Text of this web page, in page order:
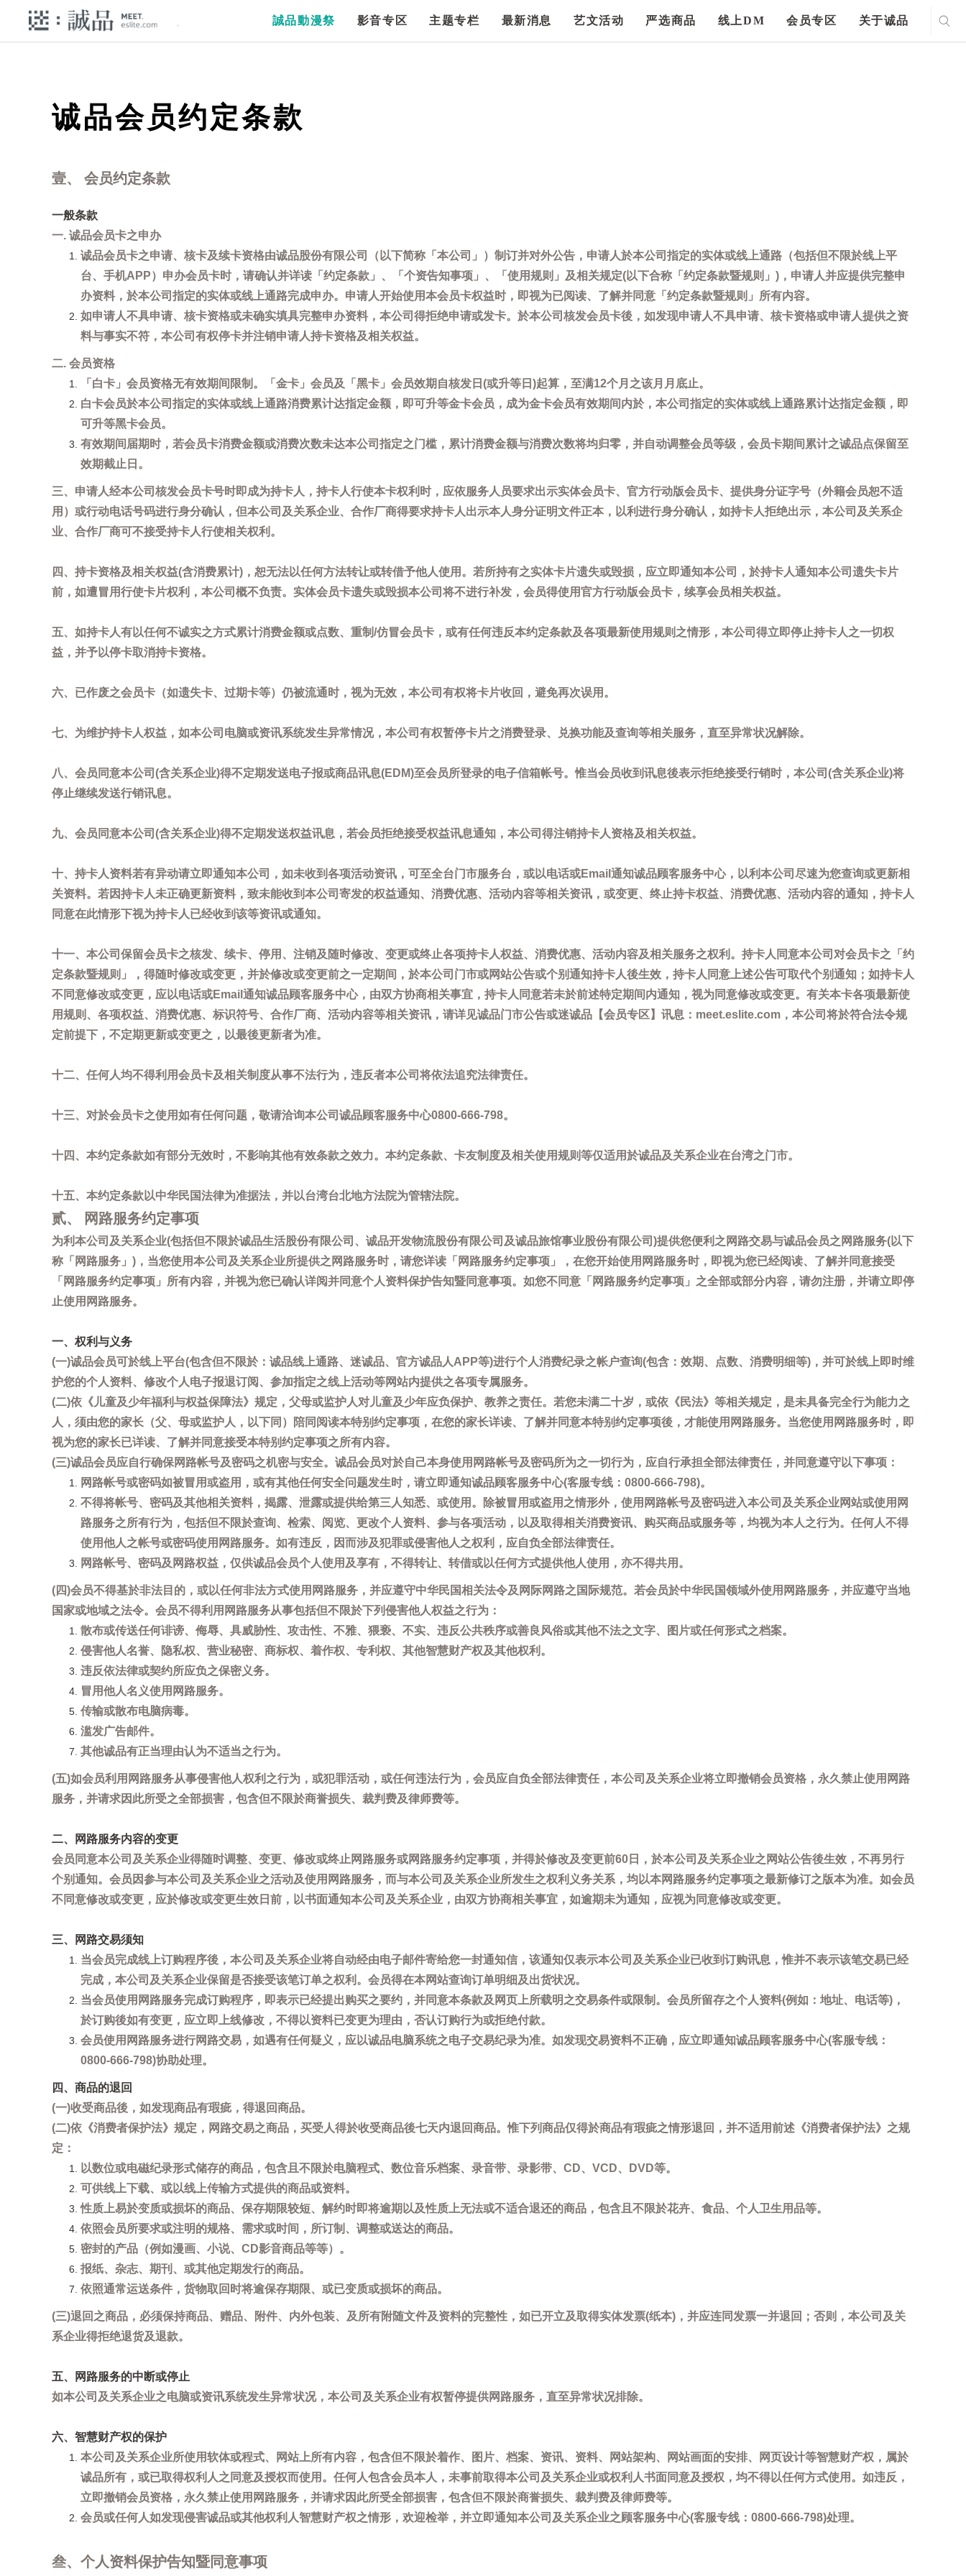
誠品動漫祭 影音专区 主题专栏 最新消息 艺文活动 严选商品 线上DM 会员专区 关于诚品
诚品会员约定条款
壹、 会员约定条款
一般条款
一. 诚品会员卡之申办
诚品会员卡之申请、核卡及续卡资格由诚品股份有限公司（以下简称「本公司」）制订并对外公告，申请人於本公司指定的实体或线上通路（包括但不限於线上平
台、手机APP）申办会员卡时，请确认并详读「约定条款」、「个资告知事项」、「使用规则」及相关规定(以下合称「约定条款暨规则」)，申请人并应提供完整申
办资料，於本公司指定的实体或线上通路完成申办。申请人开始使用本会员卡权益时，即视为已阅读、了解并同意「约定条款暨规则」所有内容。
如申请人不具申请、核卡资格或未确实填具完整申办资料，本公司得拒绝申请或发卡。於本公司核发会员卡後，如发现申请人不具申请、核卡资格或申请人提供之资
料与事实不符，本公司有权停卡并注销申请人持卡资格及相关权益。
二. 会员资格
「白卡」会员资格无有效期间限制。「金卡」会员及「黑卡」会员效期自核发日(或升等日)起算，至满12个月之该月月底止。
白卡会员於本公司指定的实体或线上通路消费累计达指定金额，即可升等金卡会员，成为金卡会员有效期间内於，本公司指定的实体或线上通路累计达指定金额，即
可升等黑卡会员。
有效期间届期时，若会员卡消费金额或消费次数未达本公司指定之门槛，累计消费金额与消费次数将均归零，并自动调整会员等级，会员卡期间累计之诚品点保留至
效期截止日。
三、申请人经本公司核发会员卡号时即成为持卡人，持卡人行使本卡权利时，应依服务人员要求出示实体会员卡、官方行动版会员卡、提供身分证字号（外籍会员恕不适
用）或行动电话号码进行身分确认，但本公司及关系企业、合作厂商得要求持卡人出示本人身分证明文件正本，以利进行身分确认，如持卡人拒绝出示，本公司及关系企
业、合作厂商可不接受持卡人行使相关权利。
四、持卡资格及相关权益(含消费累计)，恕无法以任何方法转让或转借予他人使用。若所持有之实体卡片遗失或毁损，应立即通知本公司，於持卡人通知本公司遗失卡片
前，如遭冒用行使卡片权利，本公司概不负责。实体会员卡遗失或毁损本公司将不进行补发，会员得使用官方行动版会员卡，续享会员相关权益。
五、如持卡人有以任何不诚实之方式累计消费金额或点数、重制/仿冒会员卡，或有任何违反本约定条款及各项最新使用规则之情形，本公司得立即停止持卡人之一切权
益，并予以停卡取消持卡资格。
六、已作废之会员卡（如遗失卡、过期卡等）仍被流通时，视为无效，本公司有权将卡片收回，避免再次误用。
七、为维护持卡人权益，如本公司电脑或资讯系统发生异常情况，本公司有权暂停卡片之消费登录、兑换功能及查询等相关服务，直至异常状况解除。
八、会员同意本公司(含关系企业)得不定期发送电子报或商品讯息(EDM)至会员所登录的电子信箱帐号。惟当会员收到讯息後表示拒绝接受行销时，本公司(含关系企业)将
停止继续发送行销讯息。
九、会员同意本公司(含关系企业)得不定期发送权益讯息，若会员拒绝接受权益讯息通知，本公司得注销持卡人资格及相关权益。
十、持卡人资料若有异动请立即通知本公司，如未收到各项活动资讯，可至全台门市服务台，或以电话或Email通知诚品顾客服务中心，以利本公司尽速为您查询或更新相
关资料。若因持卡人未正确更新资料，致未能收到本公司寄发的权益通知、消费优惠、活动内容等相关资讯，或变更、终止持卡权益、消费优惠、活动内容的通知，持卡人
同意在此情形下视为持卡人已经收到该等资讯或通知。
十一、本公司保留会员卡之核发、续卡、停用、注销及随时修改、变更或终止各项持卡人权益、消费优惠、活动内容及相关服务之权利。持卡人同意本公司对会员卡之「约
定条款暨规则」，得随时修改或变更，并於修改或变更前之一定期间，於本公司门市或网站公告或个别通知持卡人後生效，持卡人同意上述公告可取代个别通知；如持卡人
不同意修改或变更，应以电话或Email通知诚品顾客服务中心，由双方协商相关事宜，持卡人同意若未於前述特定期间内通知，视为同意修改或变更。有关本卡各项最新使
用规则、各项权益、消费优惠、标识符号、合作厂商、活动内容等相关资讯，请详见诚品门市公告或迷诚品【会员专区】讯息：meet.eslite.com，本公司将於符合法令规
定前提下，不定期更新或变更之，以最後更新者为准。
十二、任何人均不得利用会员卡及相关制度从事不法行为，违反者本公司将依法追究法律责任。
十三、对於会员卡之使用如有任何问题，敬请洽询本公司诚品顾客服务中心0800-666-798。
十四、本约定条款如有部分无效时，不影响其他有效条款之效力。本约定条款、卡友制度及相关使用规则等仅适用於诚品及关系企业在台湾之门市。
十五、本约定条款以中华民国法律为准据法，并以台湾台北地方法院为管辖法院。
贰、 网路服务约定事项
为利本公司及关系企业(包括但不限於诚品生活股份有限公司、诚品开发物流股份有限公司及诚品旅馆事业股份有限公司)提供您便利之网路交易与诚品会员之网路服务(以下
称「网路服务」)，当您使用本公司及关系企业所提供之网路服务时，请您详读「网路服务约定事项」，在您开始使用网路服务时，即视为您已经阅读、了解并同意接受
「网路服务约定事项」所有内容，并视为您已确认详阅并同意个人资料保护告知暨同意事项。如您不同意「网路服务约定事项」之全部或部分内容，请勿注册，并请立即停
止使用网路服务。
一、权利与义务
(一)诚品会员可於线上平台(包含但不限於：诚品线上通路、迷诚品、官方诚品人APP等)进行个人消费纪录之帐户查询(包含：效期、点数、消费明细等)，并可於线上即时维
护您的个人资料、修改个人电子报退订阅、参加指定之线上活动等网站内提供之各项专属服务。
(二)依《儿童及少年福利与权益保障法》规定，父母或监护人对儿童及少年应负保护、教养之责任。若您未满二十岁，或依《民法》等相关规定，是未具备完全行为能力之
人，须由您的家长（父、母或监护人，以下同）陪同阅读本特别约定事项，在您的家长详读、了解并同意本特别约定事项後，才能使用网路服务。当您使用网路服务时，即
视为您的家长已详读、了解并同意接受本特别约定事项之所有内容。
(三)诚品会员应自行确保网路帐号及密码之机密与安全。诚品会员对於自己本身使用网路帐号及密码所为之一切行为，应自行承担全部法律责任，并同意遵守以下事项：
网路帐号或密码如被冒用或盗用，或有其他任何安全问题发生时，请立即通知诚品顾客服务中心(客服专线：0800-666-798)。
不得将帐号、密码及其他相关资料，揭露、泄露或提供给第三人知悉、或使用。除被冒用或盗用之情形外，使用网路帐号及密码进入本公司及关系企业网站或使用网
路服务之所有行为，包括但不限於查询、检索、阅览、更改个人资料、参与各项活动，以及取得相关消费资讯、购买商品或服务等，均视为本人之行为。任何人不得
使用他人之帐号或密码使用网路服务。如有违反，因而涉及犯罪或侵害他人之权利，应自负全部法律责任。
网路帐号、密码及网路权益，仅供诚品会员个人使用及享有，不得转让、转借或以任何方式提供他人使用，亦不得共用。
(四)会员不得基於非法目的，或以任何非法方式使用网路服务，并应遵守中华民国相关法令及网际网路之国际规范。若会员於中华民国领域外使用网路服务，并应遵守当地
国家或地域之法令。会员不得利用网路服务从事包括但不限於下列侵害他人权益之行为：
散布或传送任何诽谤、侮辱、具威胁性、攻击性、不雅、猥亵、不实、违反公共秩序或善良风俗或其他不法之文字、图片或任何形式之档案。
侵害他人名誉、隐私权、营业秘密、商标权、着作权、专利权、其他智慧财产权及其他权利。
违反依法律或契约所应负之保密义务。
冒用他人名义使用网路服务。
传输或散布电脑病毒。
滥发广告邮件。
其他诚品有正当理由认为不适当之行为。
(五)如会员利用网路服务从事侵害他人权利之行为，或犯罪活动，或任何违法行为，会员应自负全部法律责任，本公司及关系企业将立即撤销会员资格，永久禁止使用网路
服务，并请求因此所受之全部损害，包含但不限於商誉损失、裁判费及律师费等。
二、网路服务内容的变更
会员同意本公司及关系企业得随时调整、变更、修改或终止网路服务或网路服务约定事项，并得於修改及变更前60日，於本公司及关系企业之网站公告後生效，不再另行
个别通知。会员因参与本公司及关系企业之活动及使用网路服务，而与本公司及关系企业所发生之权利义务关系，均以本网路服务约定事项之最新修订之版本为准。如会员
不同意修改或变更，应於修改或变更生效日前，以书面通知本公司及关系企业，由双方协商相关事宜，如逾期未为通知，应视为同意修改或变更。
三、网路交易须知
当会员完成线上订购程序後，本公司及关系企业将自动经由电子邮件寄给您一封通知信，该通知仅表示本公司及关系企业已收到订购讯息，惟并不表示该笔交易已经
完成，本公司及关系企业保留是否接受该笔订单之权利。会员得在本网站查询订单明细及出货状况。
当会员使用网路服务完成订购程序，即表示已经提出购买之要约，并同意本条款及网页上所载明之交易条件或限制。会员所留存之个人资料(例如：地址、电话等)，
於订购後如有变更，应立即上线修改，不得以资料已变更为理由，否认订购行为或拒绝付款。
会员使用网路服务进行网路交易，如遇有任何疑义，应以诚品电脑系统之电子交易纪录为准。如发现交易资料不正确，应立即通知诚品顾客服务中心(客服专线：
0800-666-798)协助处理。
四、商品的退回
(一)收受商品後，如发现商品有瑕疵，得退回商品。
(二)依《消费者保护法》规定，网路交易之商品，买受人得於收受商品後七天内退回商品。惟下列商品仅得於商品有瑕疵之情形退回，并不适用前述《消费者保护法》之规
定：
以数位或电磁纪录形式储存的商品，包含且不限於电脑程式、数位音乐档案、录音带、录影带、CD、VCD、DVD等。
可供线上下载、或以线上传输方式提供的商品或资料。
性质上易於变质或损坏的商品、保存期限较短、解约时即将逾期以及性质上无法或不适合退还的商品，包含且不限於花卉、食品、个人卫生用品等。
依照会员所要求或注明的规格、需求或时间，所订制、调整或送达的商品。
密封的产品（例如漫画、小说、CD影音商品等等）。
报纸、杂志、期刊、或其他定期发行的商品。
依照通常运送条件，货物取回时将逾保存期限、或已变质或损坏的商品。
(三)退回之商品，必须保持商品、赠品、附件、内外包装、及所有附随文件及资料的完整性，如已开立及取得实体发票(纸本)，并应连同发票一并退回；否则，本公司及关
系企业得拒绝退货及退款。
五、网路服务的中断或停止
如本公司及关系企业之电脑或资讯系统发生异常状况，本公司及关系企业有权暂停提供网路服务，直至异常状况排除。
六、智慧财产权的保护
本公司及关系企业所使用软体或程式、网站上所有内容，包含但不限於着作、图片、档案、资讯、资料、网站架构、网站画面的安排、网页设计等智慧财产权，属於
诚品所有，或已取得权利人之同意及授权而使用。任何人包含会员本人，未事前取得本公司及关系企业或权利人书面同意及授权，均不得以任何方式使用。如违反，
立即撤销会员资格，永久禁止使用网路服务，并请求因此所受全部损害，包含但不限於商誉损失、裁判费及律师费等。
会员或任何人如发现侵害诚品或其他权利人智慧财产权之情形，欢迎检举，并立即通知本公司及关系企业之顾客服务中心(客服专线：0800-666-798)处理。
叁、个人资料保护告知暨同意事项